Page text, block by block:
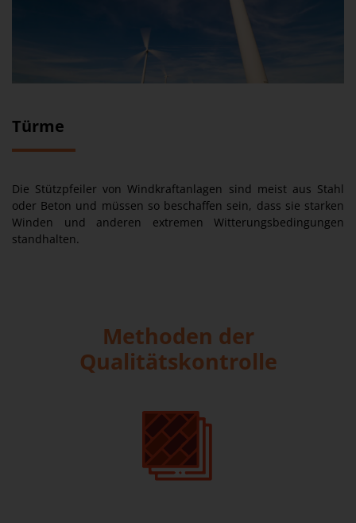
Türme
Die Stützpfeiler von Windkraftanlagen sind meist aus Stahl
oder Beton und müssen so beschaffen sein, dass sie starken
Winden und anderen extremen Witterungsbedingungen
standhalten.
Methoden der
Qualitätskontrolle